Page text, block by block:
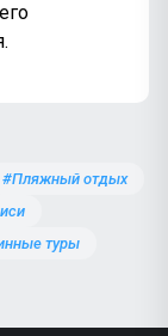
#Пляжный отдых
туры